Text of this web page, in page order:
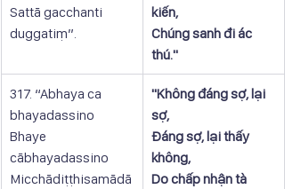
Sattā gacchanti
duggatiṃ”.
kiến,
Chúng sanh đi ác
thú."
317. “Abhaya ca
bhayadassino
Bhaye
cābhayadassino
Micchādiṭṭhisamādā
​"Không đáng sợ, lại
sợ,
Đáng sợ, lại thấy
không,
Do chấp nhận tà